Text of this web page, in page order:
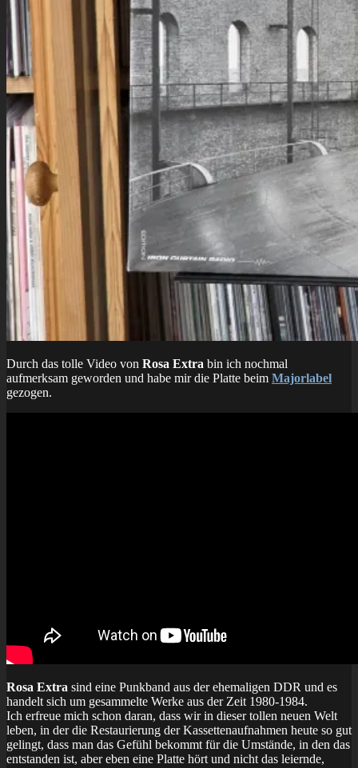
Durch das tolle Video von Rosa Extra bin ich nochmal
aufmerksam geworden und habe mir die Platte beim Majorlabel
gezogen.
Rosa Extra sind eine Punkband aus der ehemaligen DDR und es
handelt sich um gesammelte Werke aus der Zeit 1980-1984.
Ich erfreue mich schon daran, dass wir in dieser tollen neuen Welt
leben, in der die Restaurierung der Kassettenaufnahmen heute so gut
gelingt, dass man das Gefühl bekommt für die Umstände, in den das
entstanden ist, aber eben eine Platte hört und nicht das leiernde,